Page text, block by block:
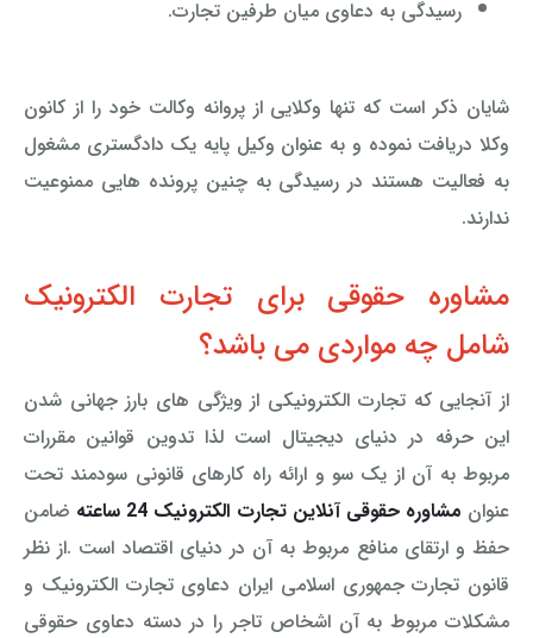
رسیدگی به دعاوی میان طرفین تجارت.
شایان ذکر است که تنها وکلایی از پروانه وکالت خود را از کانون
وکلا دریافت نموده و به عنوان وکیل پایه یک دادگستری مشغول
به فعالیت هستند در رسیدگی به چنین پرونده هایی ممنوعیت
ندارند.
مشاوره حقوقی برای تجارت الکترونیک
شامل چه مواردی می باشد؟
از آنجایی که تجارت الکترونیکی از ویژگی های بارز جهانی شدن
این حرفه در دنیای دیجیتال است لذا تدوین قوانین مقررات
مربوط به آن از یک سو و ارائه راه کارهای قانونی سودمند تحت
عنوان مشاوره حقوقی آنلاین تجارت الکترونیک 24 ساعته
ضامن
حفظ و ارتقای منافع مربوط به آن در دنیای اقتصاد است .از نظر
قانون تجارت جمهوری اسلامی ایران دعاوی تجارت الکترونیک و
مشکلات مربوط به آن اشخاص تاجر را در دسته دعاوی حقوقی